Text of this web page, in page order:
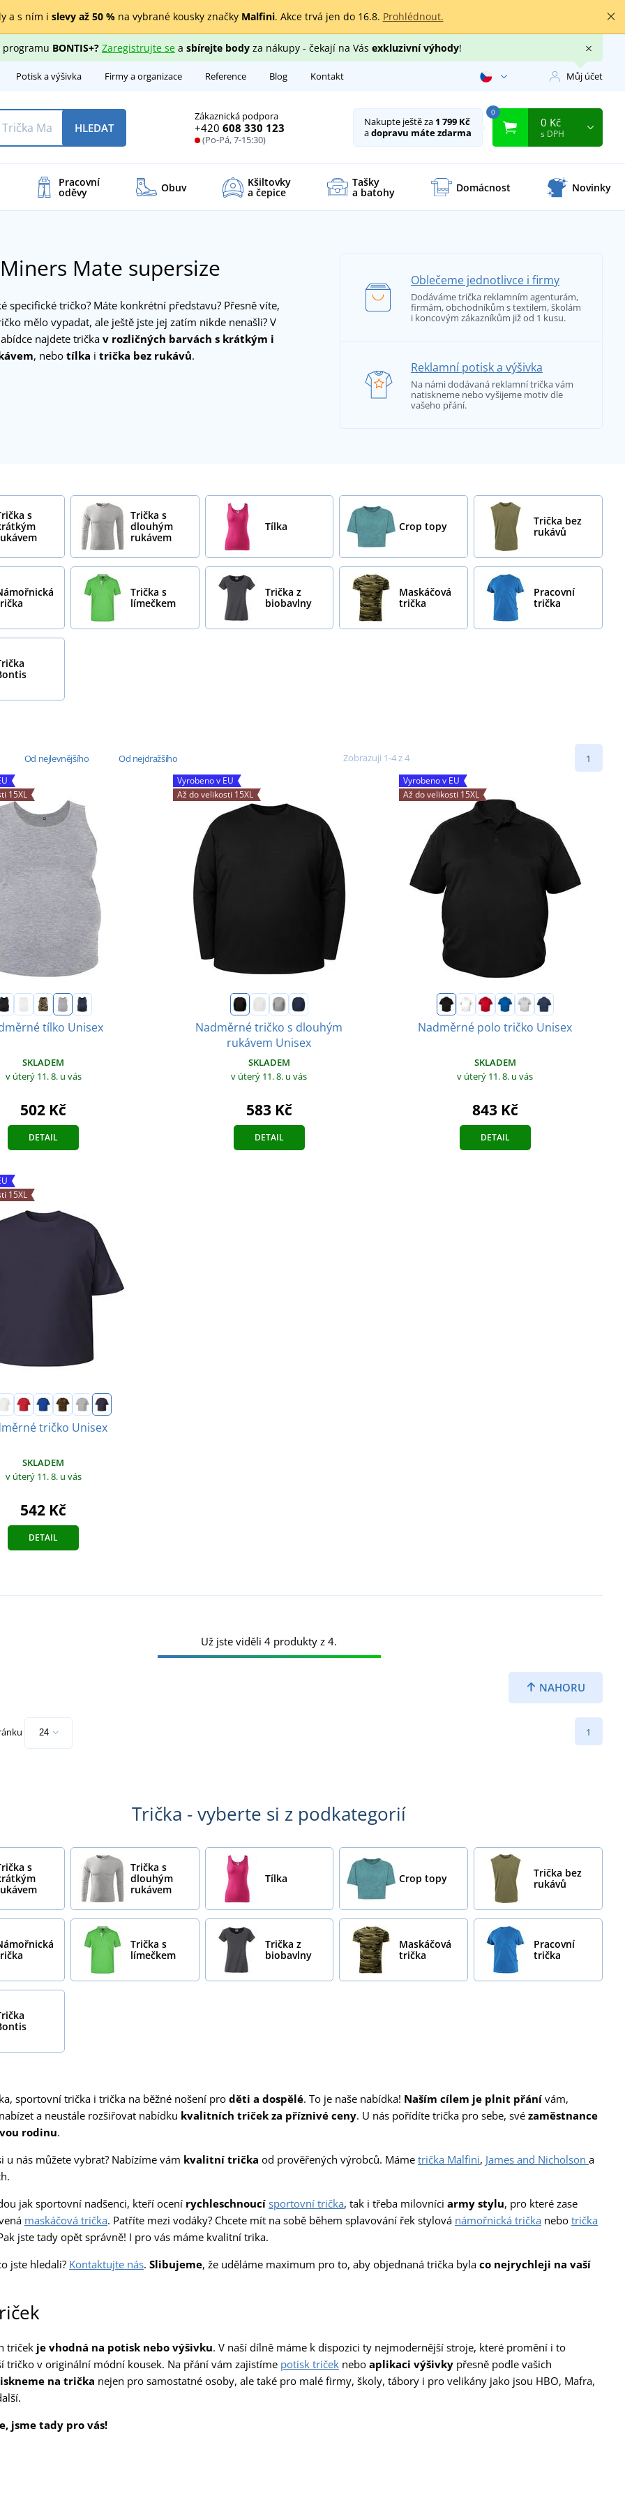
a s ním i slevy až 50 %na vybrané kousky značky Malfini. Akce trvá jen do 16.8. Prohlédnout.
programu BONTIS+? Zaregistrujte sea sbírejte bodyza nákupy - čekají na Vás exkluzivní výhody!
Potisk a výšivka Firmy a organizace Reference Blog Kontakt Můj účet
Zákaznická podpora
+420 608 330 123
(Po-Pá, 7-15:30)
HLEDAT Nakupte ještě za 1 799 Kč
adopravu máte zdarma
0
0 Kč
s DPH
Pracovní
oděvy Obuv Kšiltovky
a čepice
Tašky
a batohy Domácnost Novinky
Mate supersize
specifické tričko? Máte konkrétní představu? Přesně víte,
mělo vypadat, ale ještě jste jej zatím nikde nenašli? V
najdete trička v rozličných barvách s krátkým i
, nebo tílka i trička bez rukávů.
Oblečeme jednotlivce i firmy
Dodáváme trička reklamním agenturám,
firmám, obchodníkům s textilem, školám
i koncovým zákazníkům již od 1 kusu.
Reklamní potisk a výšivka
Na námi dodávaná reklamní trička vám
natiskneme nebo vyšijeme motiv dle
vašeho přání.
s
Trička s
dlouhým
rukávem
Tílka Crop topy
Trička bez
rukávů
Trička s
límečkem
Trička z
biobavlny
Maskáčová
trička
Pracovní
trička
Od nejlevnějšího Od nejdražšího Zobrazuji 1-4 z 4 1
15XL
tílko Unisex
SKLADEM
v úterý 11. 8. u vás
502 Kč
DETAIL
Vyrobeno v EU
Až do velikosti 15XL
Nadměrné tričko s dlouhým
rukávem Unisex
SKLADEM
v úterý 11. 8. u vás
583 Kč
DETAIL
Vyrobeno v EU
Až do velikosti 15XL
Nadměrné polo tričko Unisex
SKLADEM
v úterý 11. 8. u vás
843 Kč
DETAIL
15XL
tričko Unisex
SKLADEM
v úterý 11. 8. u vás
542 Kč
DETAIL
NAHORU
Už jste viděli 4 produkty z 4.
1
Trička - vyberte si z podkategorií
s
Trička s
dlouhým
rukávem
Tílka Crop topy
Trička bez
rukávů
Trička s
límečkem
Trička z
biobavlny
Maskáčová
trička
Pracovní
trička
sportovní trička i trička na běžné nošení pro děti a dospělé. To je naše nabídka! Naším cílem je plnit přání vám,
a neustále rozšiřovat nabídku kvalitních triček za příznivé ceny. U nás pořídíte trička pro sebe, své zaměstnance
rodinu.
u nás můžete vybrat? Nabízíme vám kvalitní trička od prověřených výrobců. Máme trička Malfini, James and Nicholson a
jak sportovní nadšenci, kteří ocení rychleschnoucí sportovní trička, tak i třeba milovníci army stylu, pro které zase
maskáčová trička. Patříte mezi vodáky? Chcete mít na sobě během splavování řek stylová námořnická trička nebo trička
jste tady opět správně! I pro vás máme kvalitní trika.
jste hledali? Kontaktujte nás. Slibujeme, že uděláme maximum pro to, aby objednaná trička byla co nejrychleji na vaší
triček je vhodná na potisk nebo výšivku. V naší dílně máme k dispozici ty nejmodernější stroje, které promění i to
tričko v originální módní kousek. Na přání vám zajistíme potisk triček nebo aplikaci výšivky přesně podle vašich
na trička nejen pro samostatné osoby, ale také pro malé firmy, školy, tábory i pro velikány jako jsou HBO, Mafra,
jsme tady pro vás!